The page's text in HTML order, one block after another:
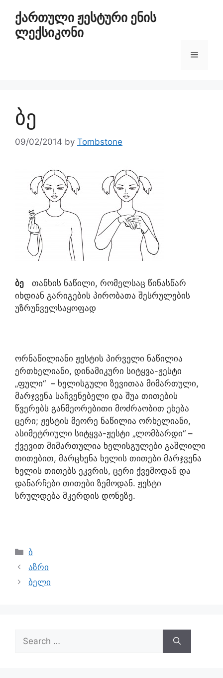
ქართული ჟესტური ენის
ლექსიკონი
ბე
09/02/2014 by Tombstone
ბე თანხის ნაწილი, რომელსაც წინასწარ
იხდიან გარიგების პირობათა შესრულების
უზრუნველსაყოფად
ორნაწილიანი ჟესტის პირველი ნაწილია
ერთხელიანი, დინამიკური სიტყვა-ჟესტი
„ფული“ – ხელისგული ზევითაა მიმართული,
მარჯვენა საჩვენებელი და შუა თითების
წვერებს განმეორებითი მოძრაობით ეხება
ცერი; ჟესტის მეორე ნაწილია ორხელიანი,
ასიმეტრიული სიტყვა-ჟესტი „ლომბარდი“ –
ქვევით მიმართულია ხელისგულები გაშლილი
თითებით, მარცხენა ხელის თითები მარჯვენა
ხელის თითებს ეკვრის, ცერი ქვემოდან და
დანარჩები თითები ზემოდან. ჟესტი
სრულდება მკერდის დონეზე.
ბ
აზრი
ბელი